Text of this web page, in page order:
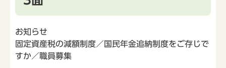
お知らせ
固定資産税の減額制度／国民年金追納制度をご存じで
すか／職員募集